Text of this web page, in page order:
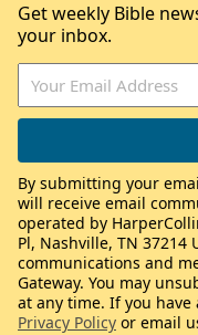
Get weekly Bible
your inbox.
By submitting your
will receive email
operated by
Pl, Nashville, TN 37214
communications and
Gateway. You may
at any time. If you
Privacy Policy or email